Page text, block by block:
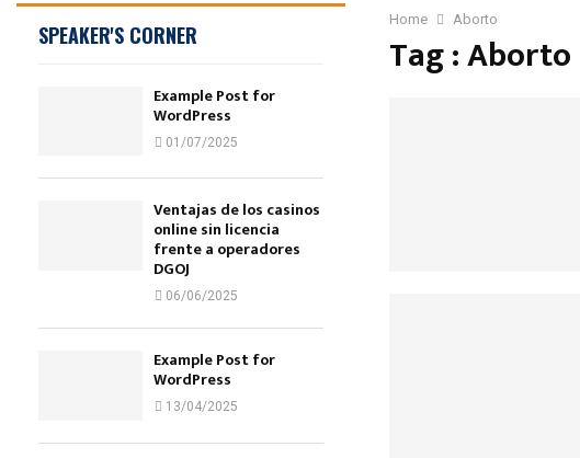
Home Aborto
Tag : Aborto
SPEAKER'S CORNER
Example Post for
WordPress
01/07/2025
Ventajas de los casinos
online sin licencia
frente a operadores
DGOJ
06/06/2025
Example Post for
WordPress
13/04/2025